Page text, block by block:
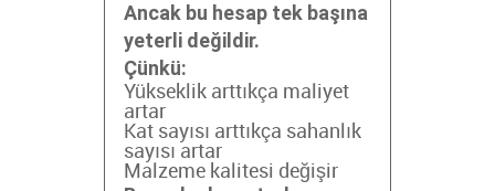
Ancak bu hesap tek başına
yeterli değildir.
Çünkü:
Yükseklik arttıkça maliyet
artar
Kat sayısı arttıkça sahanlık
sayısı artar
Malzeme kalitesi değişir